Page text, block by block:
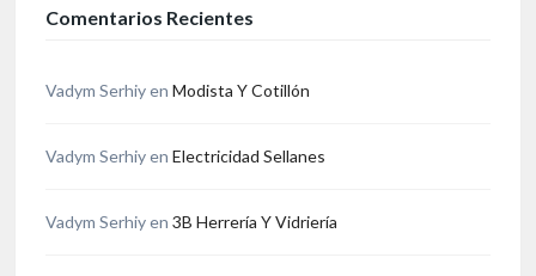
Comentarios Recientes
Vadym Serhiyen Modista Y Cotillón
Vadym Serhiyen Electricidad Sellanes
Vadym Serhiyen 3B Herrería Y Vidriería